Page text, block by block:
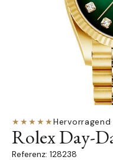
★★★★★Hervorragend·
Rolex Day-
128238